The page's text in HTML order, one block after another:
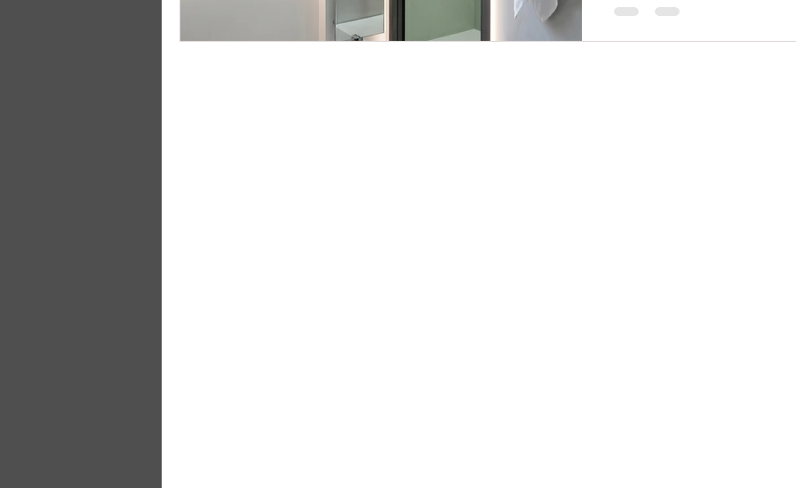
decisioni più delicate dell'intero
di ogni altro ambiente della casa,